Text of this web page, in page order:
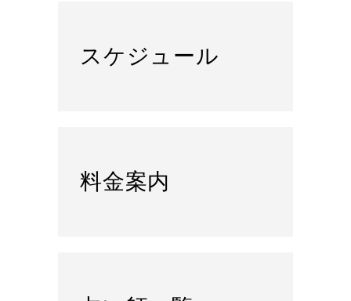
スケジュール
料金案内